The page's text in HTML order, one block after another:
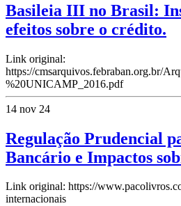
Basileia III no Brasil:
efeitos sobre o crédito.
Link original:
https://cmsarquivos.febraban.org.br/
%20UNICAMP_2016.pdf
14 nov 24
Regulação Prudencial
Bancário e Impactos
Link original: https://
internacionais